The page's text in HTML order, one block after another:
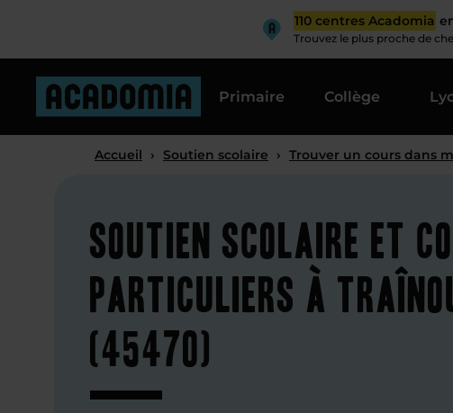
110 centres Acadomia
Trouvez le plus proche de
Primaire Collège
Accueil › Soutien scolaire › Trouver un cours dans
Soutien scolaire et
particuliers à
(45470)